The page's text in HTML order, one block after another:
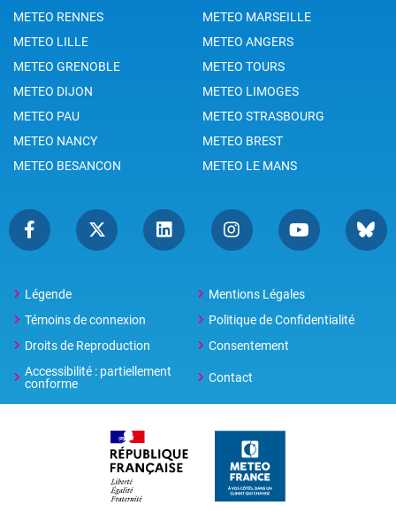
METEO RENNES
METEO MARSEILLE
METEO LILLE
METEO ANGERS
METEO GRENOBLE
METEO TOURS
METEO DIJON
METEO LIMOGES
METEO PAU
METEO STRASBOURG
METEO NANCY
METEO BREST
METEO BESANCON
METEO LE MANS
Légende
Mentions Légales
Témoins de connexion
Politique de Confidentialité
Droits de Reproduction
Consentement
Accessibilité : partiellement
conforme
Contact